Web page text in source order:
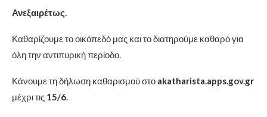
Ανεξαιρέτως.
Καθαρίζουμε το οικόπεδό μας και το διατηρούμε καθαρό για
όλη την αντιπυρική περίοδο.
Κάνουμε τη δήλωση καθαρισμού στο akatharista.apps.gov.gr
μέχρι τις 15/6.